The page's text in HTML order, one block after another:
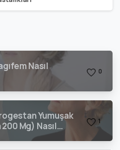
Nasıl
0
Yumuşak
Mg) Nasıl
1